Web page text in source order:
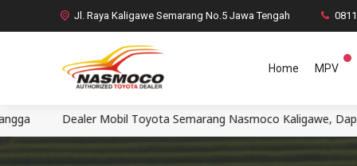
Jl. Raya Kaligawe Semarang No.5 Jawa Tengah
Home MPV
Toyota Semarang Nasmoco Kaligawe, Dapatkan penawaran